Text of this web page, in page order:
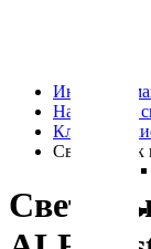
Интернет-
Настенные
Светильник